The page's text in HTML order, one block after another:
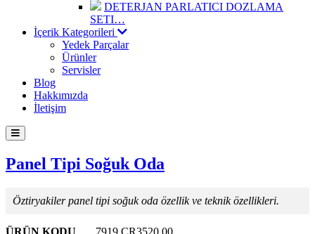
DETERJAN PARLATICI DOZLAMA
SETI…
İçerik Kategorileri
Yedek Parçalar
Ürünler
Servisler
Blog
Hakkımızda
İletişim
Panel Tipi Soğuk Oda
Öztiryakiler panel tipi soğuk oda özellik ve teknik özellikleri.
ÜRÜN KODU
7919.CR3520.00